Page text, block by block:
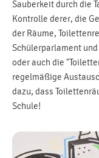
Sauberkeit durch die
Kontrolle derer, die
der Räume,
Schülerparlament
oder auch die
regelmäßige
dazu, dass
Schule!